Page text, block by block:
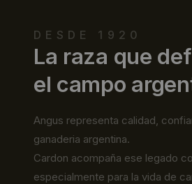
DESDE 1920
La raza que
el campo
Angus representa calidad,
ganaderia argentina.
Cardon acompaña ese legado
especialmente para la vida de